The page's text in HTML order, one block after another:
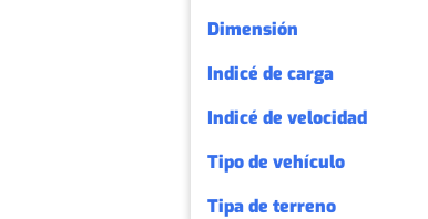
Dimensión
Indicé de carga
Indicé de velocidad
Tipo de vehículo
Tipa de terreno